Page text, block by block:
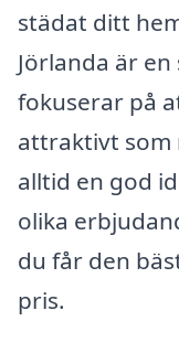
städat ditt
Jörlanda är
fokuserar på
attraktivt som
alltid en god
olika
du får den
pris.